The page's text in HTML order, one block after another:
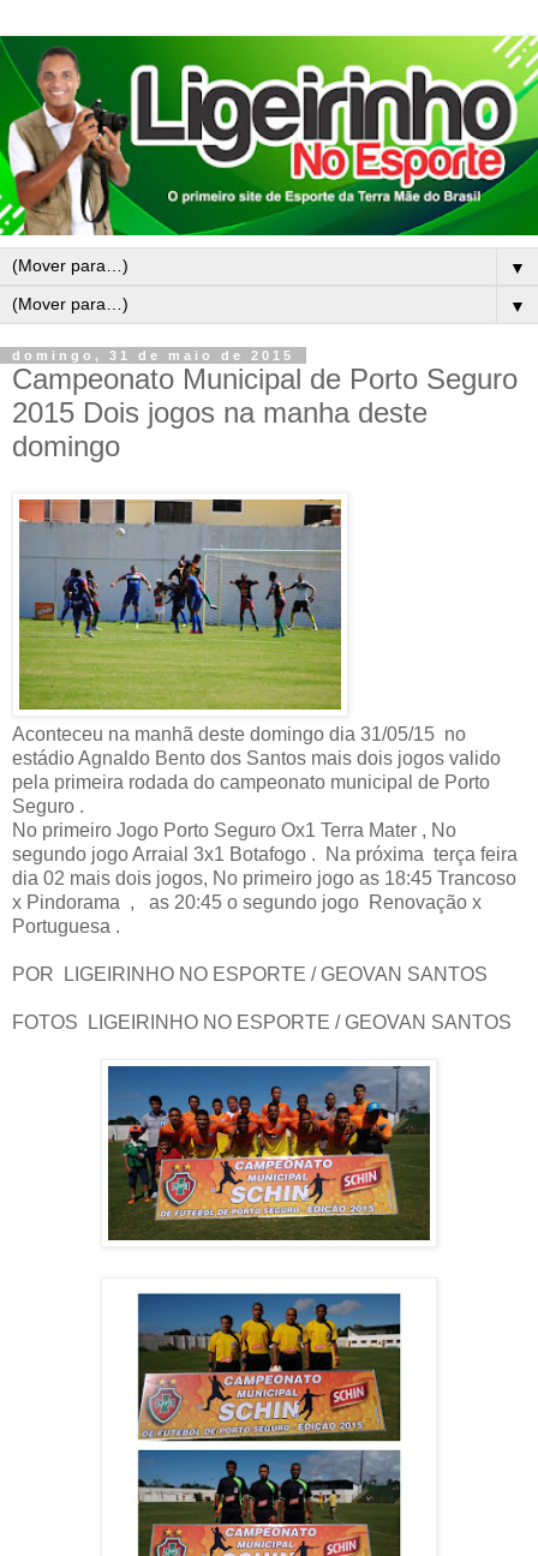
▼
▼
domingo, 31 de maio de 2015
Campeonato Municipal de Porto Seguro
2015 Dois jogos na manha deste
domingo
Aconteceu na manhã deste domingo dia 31/05/15 no
estádio Agnaldo Bento dos Santos mais dois jogos valido
pela primeira rodada do campeonato municipal de Porto
Seguro .
No primeiro Jogo Porto Seguro Ox1 Terra Mater , No
segundo jogo Arraial 3x1 Botafogo . Na próxima terça feira
dia 02 mais dois jogos, No primeiro jogo as 18:45 Trancoso
x Pindorama , as 20:45 o segundo jogo Renovação x
Portuguesa .
POR LIGEIRINHO NO ESPORTE / GEOVAN SANTOS
FOTOS LIGEIRINHO NO ESPORTE / GEOVAN SANTOS